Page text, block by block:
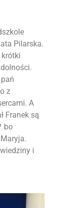
Pilarska.
z
A
Franek są
bo
i